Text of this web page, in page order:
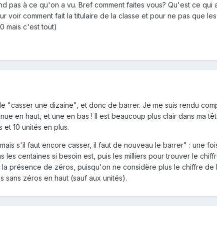
pas à ce qu'on a vu. Bref comment faites vous? Qu'est ce qui
voir comment fait la titulaire de la classe et pour ne pas que
mais c'est tout)
"casser une dizaine", et donc de barrer. Je me suis rendu
en haut, et une en bas ! Il est beaucoup plus clair dans ma
10 unités en plus.
s'il faut encore casser, il faut de nouveau le barrer" : une
les centaines si besoin est, puis les milliers pour trouver le
présence de zéros, puisqu'on ne considère plus le chiffre
sans zéros en haut (sauf aux unités).